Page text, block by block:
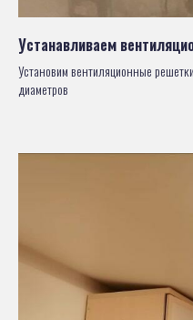
Устанавливаем
Установим вентиляционные
диаметров